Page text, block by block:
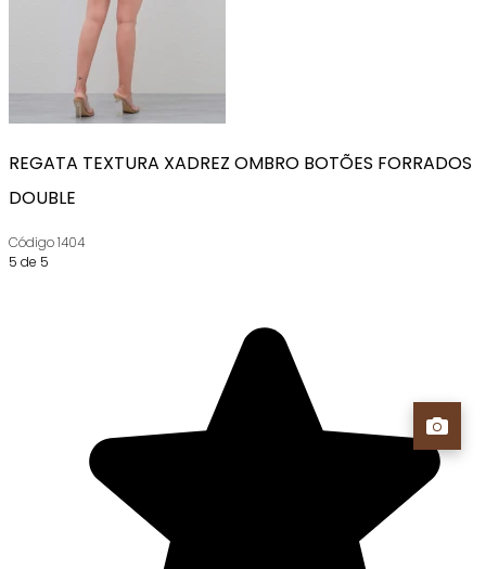
REGATA TEXTURA XADREZ OMBRO BOTÕES FORRADOS
DOUBLE
Código1404
5 de 5